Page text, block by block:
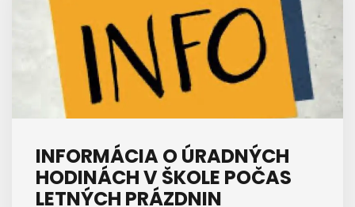
INFORMÁCIA O ÚRADNÝCH
HODINÁCH V ŠKOLE POČAS
LETNÝCH PRÁZDNIN